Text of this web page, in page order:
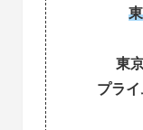
東
プラ